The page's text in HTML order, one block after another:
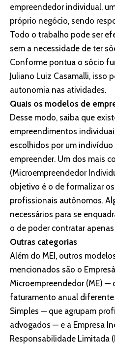
empreendedor individual,
próprio negócio, sendo
Todo o trabalho pode ser
sem a necessidade de ter
Conforme pontua o sócio
Juliano Luiz Casamalli, isso
autonomia nas atividades.
Quais os modelos de
Desse modo, saiba que
empreendimentos
escolhidos por um
empreender. Um dos mais
(Microempreendedor
objetivo é o de formalizar
profissionais autônomos.
necessários para se
o de poder contratar
Outras categorias
Além do MEI, outros
mencionados são o
Microempreendedor (ME) —
faturamento anual diferente
Simples — que agrupam
advogados — e a Empresa
Responsabilidade Limitada